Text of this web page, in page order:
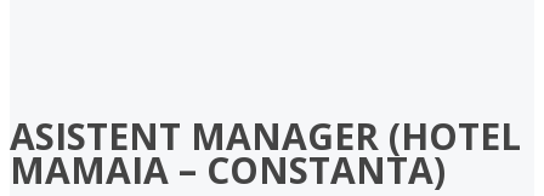
ASISTENT MANAGER (HOTEL
MAMAIA – CONSTANTA)